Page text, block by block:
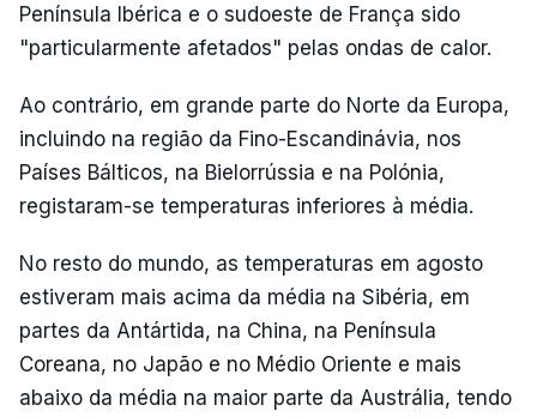
Península Ibérica e o sudoeste de França sido
"particularmente afetados" pelas ondas de calor.
Ao contrário, em grande parte do Norte da Europa,
incluindo na região da Fino-Escandinávia, nos
Países Bálticos, na Bielorrússia e na Polónia,
registaram-se temperaturas inferiores à média.
No resto do mundo, as temperaturas em agosto
estiveram mais acima da média na Sibéria, em
partes da Antártida, na China, na Península
Coreana, no Japão e no Médio Oriente e mais
abaixo da média na maior parte da Austrália, tendo